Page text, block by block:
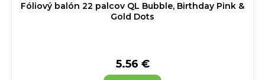
Fóliový balón 22 palcov QL Bubble, Birthday Pink &
Gold Dots
5.56 €